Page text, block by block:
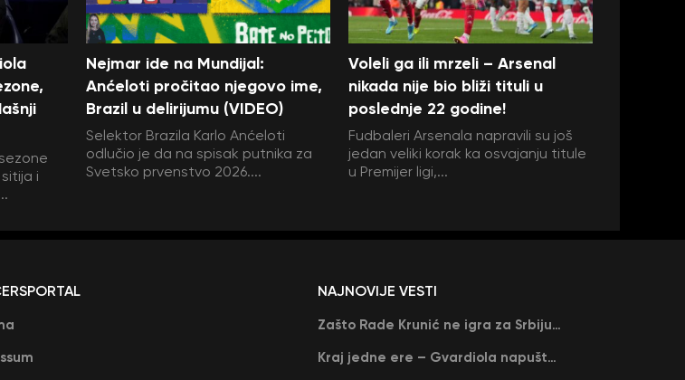
i
Nejmar ide na Mundijal:
Anćeloti pročitao njegovo ime,
Brazil u delirijumu (VIDEO)
Selektor Brazila Karlo Anćeloti
odlučio je da na spisak putnika za
Svetsko prvenstvo 2026....
Voleli ga ili mrzeli – Arsenal
nikada nije bio bliži tituli u
poslednje 22 godine!
Fudbaleri Arsenala napravili su još
jedan veliki korak ka osvajanju titule
u Premijer ligi,...
NAJNOVIJE VESTI
Zašto Rade Krunić ne igra za Srbiju? “Iako su mi obećali, niko me nije zvao…”
Kraj jedne ere – Gvardiola napušta Siti na kraju sezone, menja ga njegov nekadašnji rival